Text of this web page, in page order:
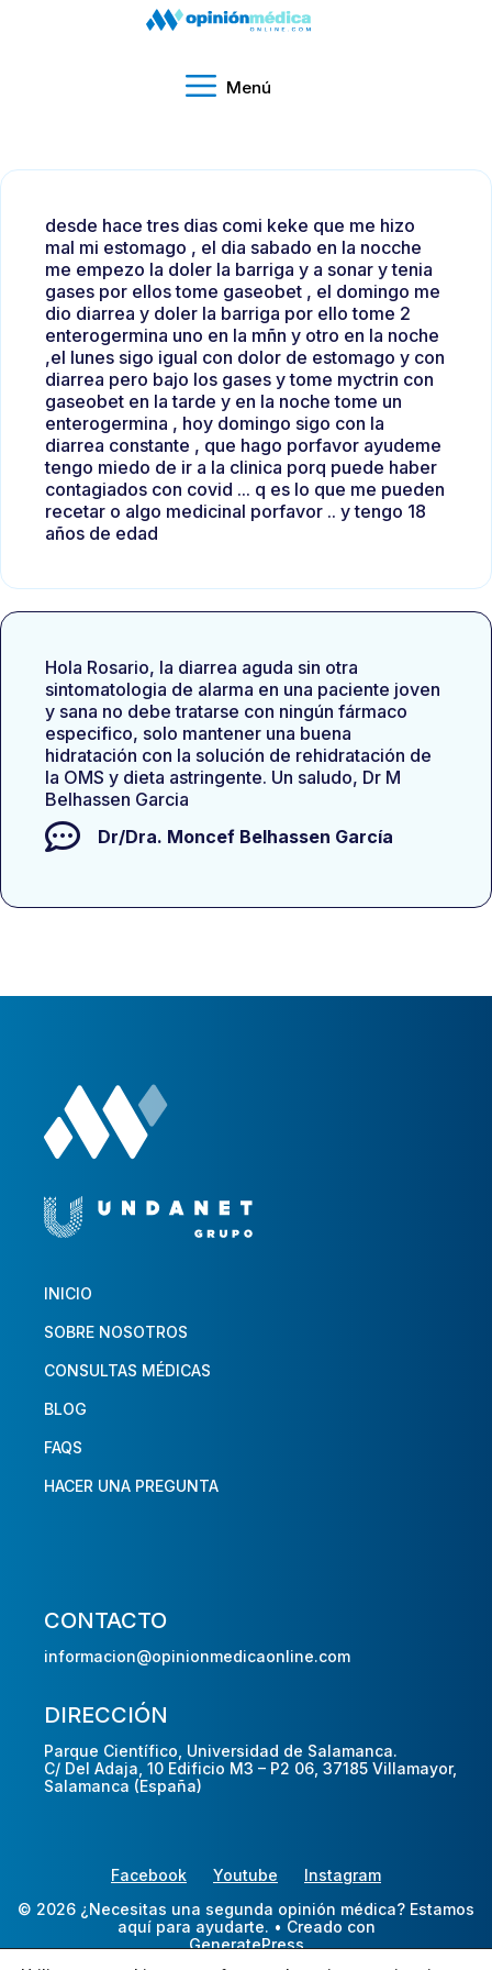
Menú
desde hace tres dias comi keke que me hizo
mal mi estomago , el dia sabado en la nocche
me empezo la doler la barriga y a sonar y tenia
gases por ellos tome gaseobet , el domingo me
dio diarrea y doler la barriga por ello tome 2
enterogermina uno en la mñn y otro en la noche
,el lunes sigo igual con dolor de estomago y con
diarrea pero bajo los gases y tome myctrin con
gaseobet en la tarde y en la noche tome un
enterogermina , hoy domingo sigo con la
diarrea constante , que hago porfavor ayudeme
tengo miedo de ir a la clinica porq puede haber
contagiados con covid ... q es lo que me pueden
recetar o algo medicinal porfavor .. y tengo 18
años de edad
Hola Rosario, la diarrea aguda sin otra
sintomatologia de alarma en una paciente joven
y sana no debe tratarse con ningún fármaco
especifico, solo mantener una buena
hidratación con la solución de rehidratación de
la OMS y dieta astringente. Un saludo, Dr M
Belhassen Garcia
Dr/Dra. Moncef Belhassen García
INICIO
SOBRE NOSOTROS
CONSULTAS MÉDICAS
BLOG
FAQS
HACER UNA PREGUNTA
CONTACTO
informacion@opinionmedicaonline.com
DIRECCIÓN
Parque Científico, Universidad de Salamanca.
C/ Del Adaja, 10 Edificio M3 – P2 06, 37185 Villamayor,
Salamanca (España)
Facebook Youtube
Instagram
© 2026 ¿Necesitas una segunda opinión médica? Estamos
aquí para ayudarte. • Creado con
GeneratePress